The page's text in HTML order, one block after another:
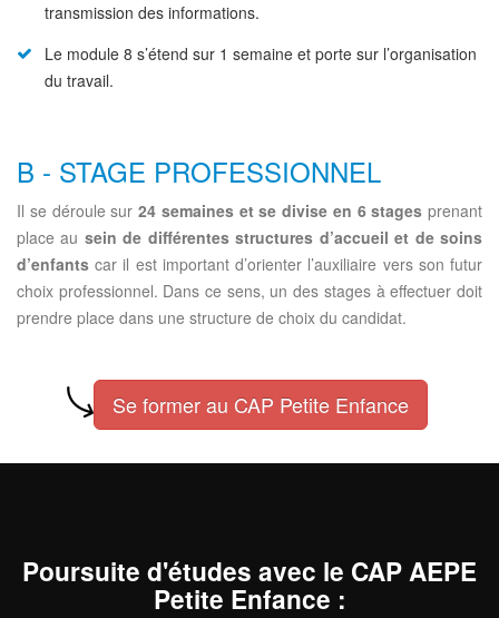
transmission des informations.
Le module 8 s’étend sur 1 semaine et porte sur l’organisation
du travail.
B - STAGE PROFESSIONNEL
Il se déroule sur 24 semaines et se divise en 6 stages prenant
place au sein de différentes structures d’accueil et de soins
d’enfants car il est important d’orienter l’auxiliaire vers son futur
choix professionnel. Dans ce sens, un des stages à effectuer doit
prendre place dans une structure de choix du candidat.
Se former au CAP Petite Enfance
Poursuite d'études avec le CAP AEPE
Petite Enfance :